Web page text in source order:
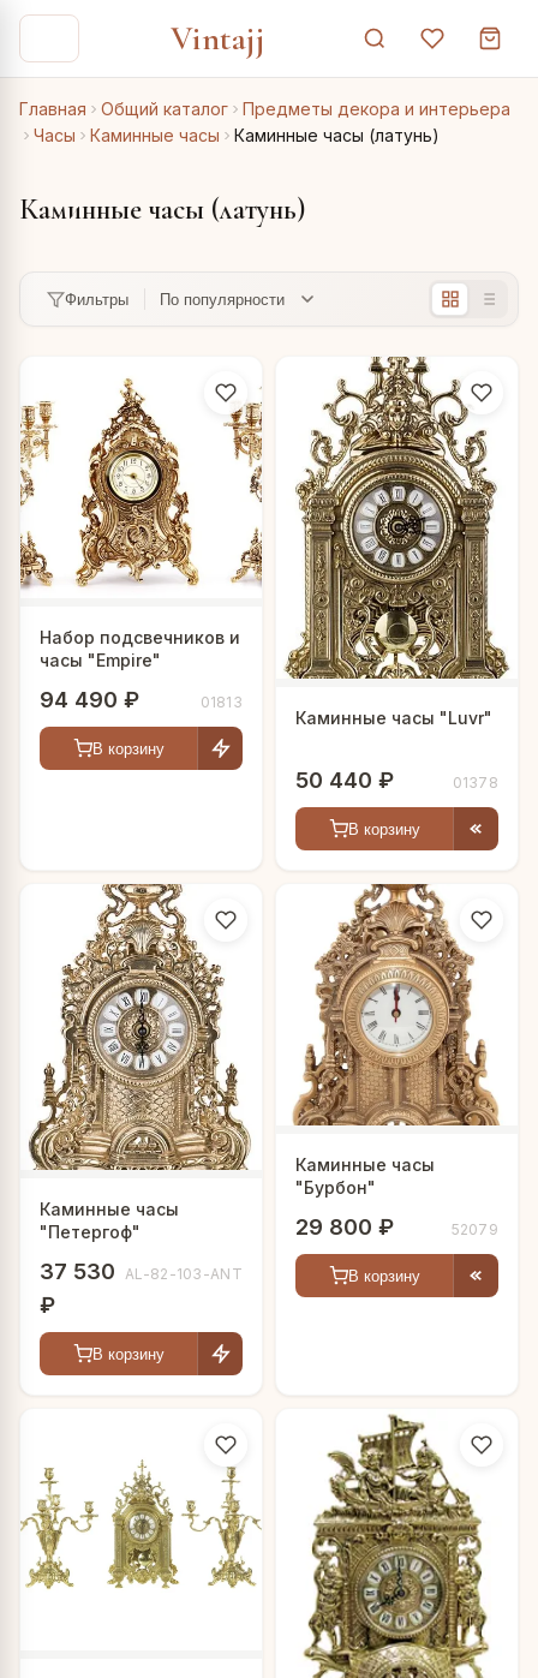
Vintajj
Главная Общий каталог
Предметы декора и интерьера
Часы
Каминные часы Каминные часы (латунь)
Каминные часы (латунь)
Фильтры
Набор подсвечников и
часы "Empire"
94 490 ₽ 01813
В корзину
Каминные часы "Luvr"
50 440 ₽ 01378
В корзину
Каминные часы
"Петергоф"
37 530
₽
AL-82-103-ANT
В корзину
Каминные часы
"Бурбон"
29 800 ₽ 52079
В корзину